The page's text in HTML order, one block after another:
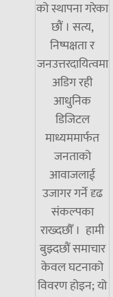
को स्थापना गरेका
छौं । सत्य,
निष्पक्षता र
जनउत्तरदायित्वमा
अडिग रही
आधुनिक
डिजिटल
माध्यममार्फत
जनताको
आवाजलाई
उजागर गर्ने दृढ
संकल्पका
राख्दछौँ । हामी
बुझ्दछौं समाचार
केवल घटनाको
विवरण होइन; यो